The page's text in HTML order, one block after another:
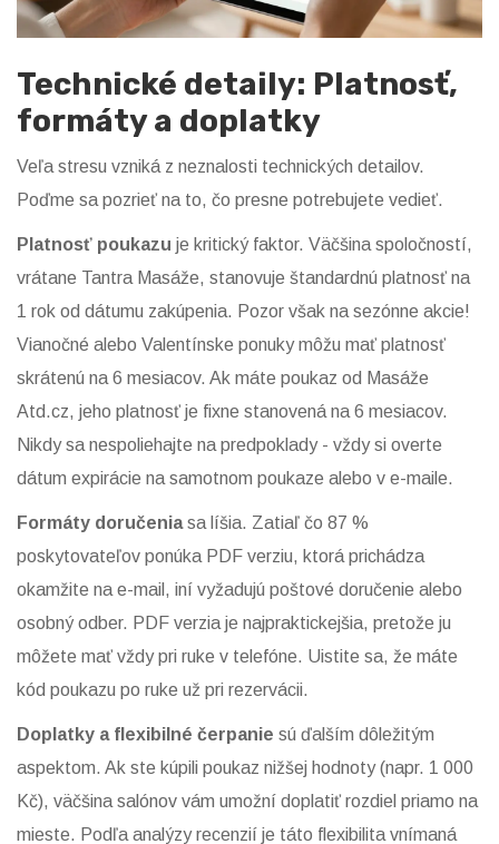
Technické detaily: Platnosť,
formáty a doplatky
Veľa stresu vzniká z neznalosti technických detailov.
Poďme sa pozrieť na to, čo presne potrebujete vedieť.
Platnosť poukazu je kritický faktor. Väčšina spoločností,
vrátane Tantra Masáže, stanovuje štandardnú platnosť na
1 rok od dátumu zakúpenia. Pozor však na sezónne akcie!
Vianočné alebo Valentínske ponuky môžu mať platnosť
skrátenú na 6 mesiacov. Ak máte poukaz od Masáže
Atd.cz, jeho platnosť je fixne stanovená na 6 mesiacov.
Nikdy sa nespoliehajte na predpoklady - vždy si overte
dátum expirácie na samotnom poukaze alebo v e-maile.
Formáty doručeniasa líšia. Zatiaľ čo 87 %
poskytovateľov ponúka PDF verziu, ktorá prichádza
okamžite na e-mail, iní vyžadujú poštové doručenie alebo
osobný odber. PDF verzia je najpraktickejšia, pretože ju
môžete mať vždy pri ruke v telefóne. Uistite sa, že máte
kód poukazu po ruke už pri rezervácii.
Doplatky a flexibilné čerpanie sú ďalším dôležitým
aspektom. Ak ste kúpili poukaz nižšej hodnoty (napr. 1 000
Kč), väčšina salónov vám umožní doplatiť rozdiel priamo na
mieste. Podľa analýzy recenzií je táto flexibilita vnímaná